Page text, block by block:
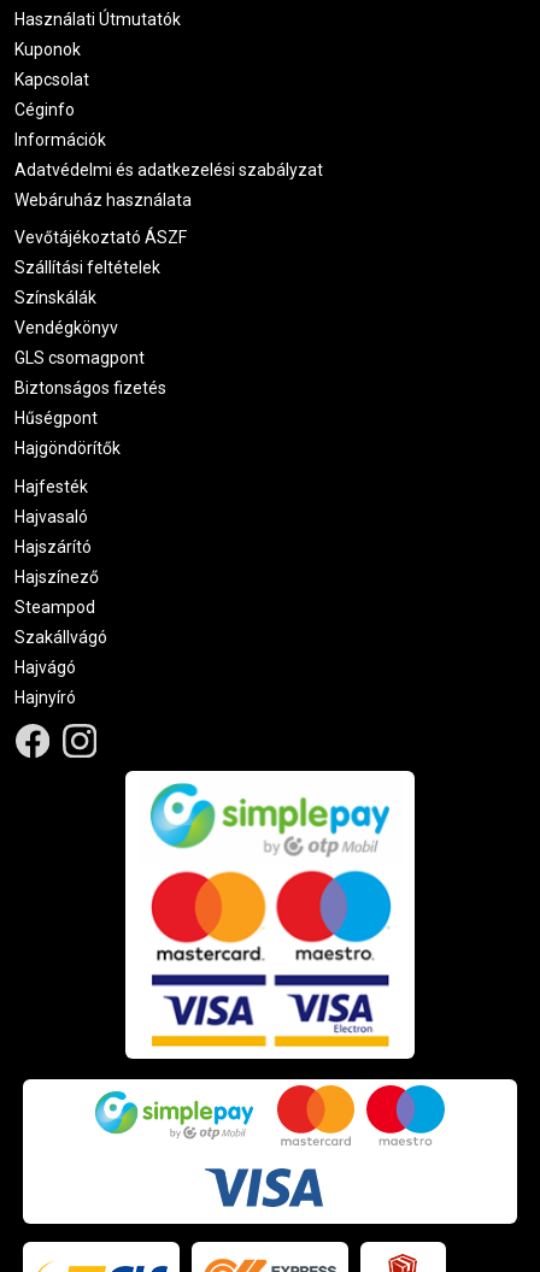
Használati Útmutatók
Kuponok
Kapcsolat
Céginfo
Információk
Adatvédelmi és adatkezelési szabályzat
Webáruház használata
Vevőtájékoztató ÁSZF
Szállítási feltételek
Színskálák
Vendégkönyv
GLS csomagpont
Biztonságos fizetés
Hűségpont
Hajgöndörítők
Hajfesték
Hajvasaló
Hajszárító
Hajszínező
Steampod
Szakállvágó
Hajvágó
Hajnyíró